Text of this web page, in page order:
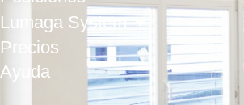
Lumaga System
Precios
Ayuda